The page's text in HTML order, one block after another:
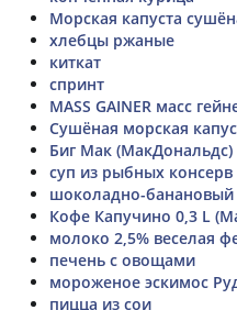
Морская капуста
хлебцы ржаные
киткат
спринт
MASS GAINER масс
Сушёная морская
Биг Мак (МакДональдс)
суп из рыбных консерв
шоколадно-банановый
Кофе Капучино 0,3 L
молоко 2,5% веселая
печень с овощами
мороженое эскимос
пицца из сои